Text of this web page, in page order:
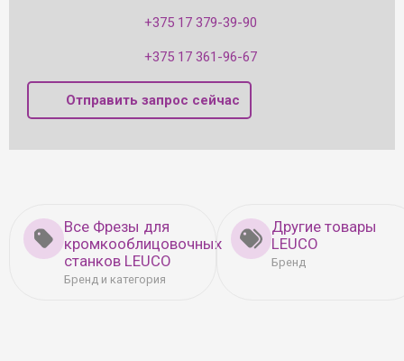
+375 17 379-39-90
+375 17 361-96-67
Отправить запрос сейчас
Все Фрезы для
кромкооблицовочных
станков LEUCO
Бренд и категория
Другие товары
LEUCO
Бренд